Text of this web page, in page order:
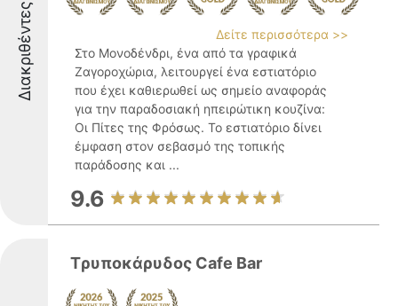
Διακριθέντες
Δείτε περισσότερα >>
Στο Μονοδένδρι, ένα από τα γραφικά
Ζαγοροχώρια, λειτουργεί ένα εστιατόριο
που έχει καθιερωθεί ως σημείο αναφοράς
για την παραδοσιακή ηπειρώτικη κουζίνα:
Οι Πίτες της Φρόσως. Το εστιατόριο δίνει
έμφαση στον σεβασμό της τοπικής
παράδοσης και ...
9.6
Tρυποκάρυδος Cafe Bar